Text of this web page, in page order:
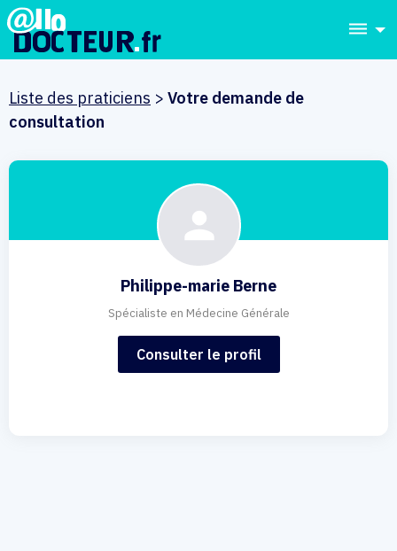
dehaze
Liste des praticiens > Votre demande de
consultation
Philippe-marie Berne
Spécialiste en Médecine Générale
Consulter le profil